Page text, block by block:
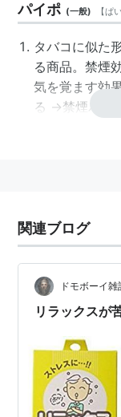
パイポ (一般) 【ぱ
タバコに似た
る商品。禁煙
気を覚ます効
る →禁煙パイポ
関連ブログ
ドモボーイ雑
リラックスが